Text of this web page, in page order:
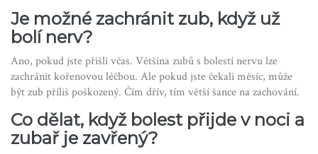
Je možné zachránit zub, když už
bolí nerv?
Ano, pokud jste přišli včas. Většina zubů s bolestí nervu lze
zachránit kořenovou léčbou. Ale pokud jste čekali měsíc, může
být zub příliš poškozený. Čím dřív, tím větší šance na zachování.
Co dělat, když bolest přijde v noci a
zubař je zavřený?